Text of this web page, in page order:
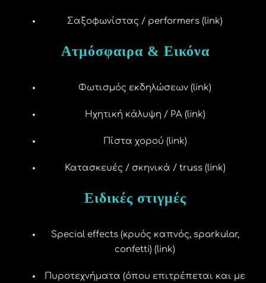
Σαξοφωνίστας / performers (link)
Ατμόσφαιρα & Εικόνα
Φωτισμός εκδηλώσεων (link)
Ηχητική κάλυψη / PA (link)
Πίστα χορού (link)
Κατασκευές / σκηνικά / truss (link)
Ειδικές στιγμές
Special effects (κρυός καπνός, sparkular,
confetti) (link)
Πυροτεχνήματα (όπου επιτρέπεται και με